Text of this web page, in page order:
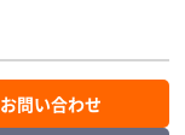
お問い合わせ